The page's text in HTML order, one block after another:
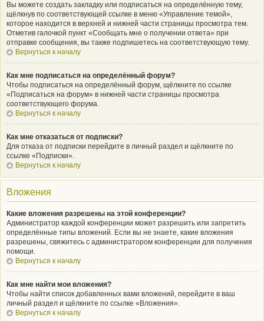
Вы можете создать закладку или подписаться на определённую тему,
щёлкнув по соответствующей ссылке в меню «Управление темой»,
которое находится в верхней и нижней части страницы просмотра тем.
Отметив галочкой пункт «Сообщать мне о получении ответа» при
отправке сообщения, вы также подпишетесь на соответствующую тему.
Вернуться к началу
Как мне подписаться на определённый форум?
Чтобы подписаться на определённый форум, щёлкните по ссылке
«Подписаться на форум» в нижней части страницы просмотра
соответствующего форума.
Вернуться к началу
Как мне отказаться от подписки?
Для отказа от подписки перейдите в личный раздел и щёлкните по
ссылке «Подписки».
Вернуться к началу
Вложения
Какие вложения разрешены на этой конференции?
Администратор каждой конференции может разрешить или запретить
определённые типы вложений. Если вы не знаете, какие вложения
разрешены, свяжитесь с администратором конференции для получения
помощи.
Вернуться к началу
Как мне найти мои вложения?
Чтобы найти список добавленных вами вложений, перейдите в ваш
личный раздел и щёлкните по ссылке «Вложения».
Вернуться к началу